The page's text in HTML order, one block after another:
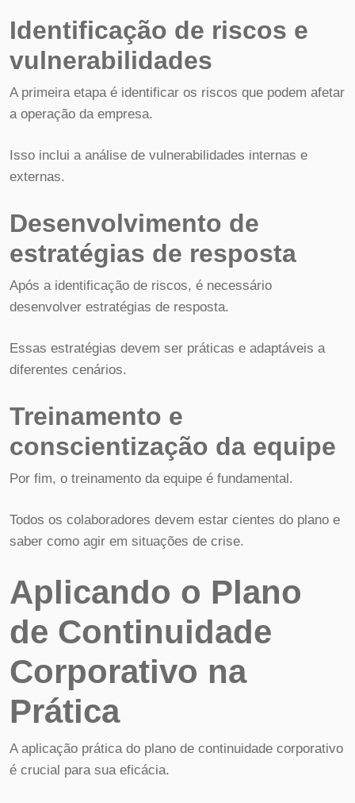
Identificação de riscos e
vulnerabilidades
A primeira etapa é identificar os riscos que podem afetar
a operação da empresa.
Isso inclui a análise de vulnerabilidades internas e
externas.
Desenvolvimento de
estratégias de resposta
Após a identificação de riscos, é necessário
desenvolver estratégias de resposta.
Essas estratégias devem ser práticas e adaptáveis a
diferentes cenários.
Treinamento e
conscientização da equipe
Por fim, o treinamento da equipe é fundamental.
Todos os colaboradores devem estar cientes do plano e
saber como agir em situações de crise.
Aplicando o Plano
de Continuidade
Corporativo na
Prática
A aplicação prática do plano de continuidade corporativo
é crucial para sua eficácia.